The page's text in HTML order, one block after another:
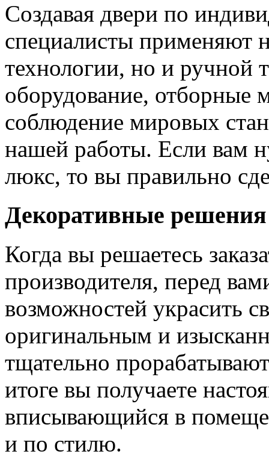
Создавая двери по
специалисты применяют
технологии, но и ручной
оборудование, отборные
соблюдение мировых
нашей работы. Если вам
люкс, то вы правильно
Декоративные решения
Когда вы решаетесь
производителя, перед
возможностей украсить
оригинальным и
тщательно
итоге вы получаете
вписывающийся в
и по стилю.